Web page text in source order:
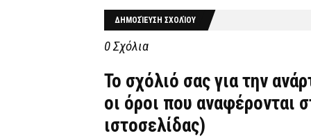
ΔΗΜΟΣΊΕΥΣΗ ΣΧΟΛΊΟΥ
0 Σχόλια
Το σχόλιό σας για την
οι όροι που αναφέρονται
ιστοσελίδας)